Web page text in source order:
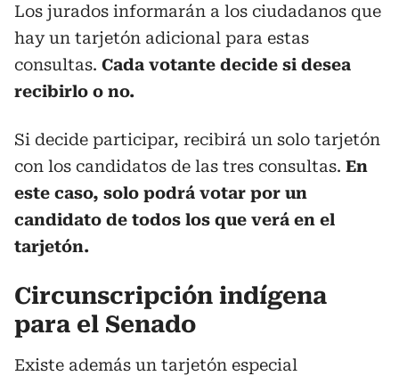
Los jurados informarán a los ciudadanos que
hay un tarjetón adicional para estas
consultas. Cada votante decide si desea
recibirlo o no.
Si decide participar, recibirá un solo tarjetón
con los candidatos de las tres consultas. En
este caso, solo podrá votar por un
candidato de todos los que verá en el
tarjetón.
Circunscripción indígena
para el Senado
Existe además un tarjetón especial